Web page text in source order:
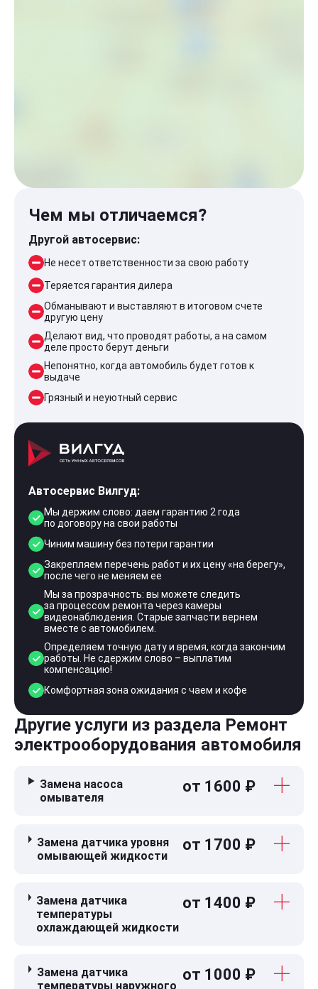
Чем мы отличаемся?
Другой автосервис:
Не несет ответственности за свою работу
Теряется гарантия дилера
Обманывают и выставляют в итоговом счете
другую цену
Делают вид, что проводят работы, а на самом
деле просто берут деньги
Непонятно, когда автомобиль будет готов к
выдаче
Грязный и неуютный сервис
Автосервис Вилгуд:
Мы держим слово: даем гарантию 2 года
по договору на свои работы
Чиним машину без потери гарантии
Закрепляем перечень работ и их цену «на берегу»,
после чего не меняем ее
Мы за прозрачность: вы можете следить
за процессом ремонта через камеры
видеонаблюдения. Старые запчасти вернем
вместе с автомобилем.
Определяем точную дату и время, когда закончим
работы. Не сдержим слово – выплатим
компенсацию!
Комфортная зона ожидания с чаем и кофе
Другие услуги из раздела Ремонт
электрооборудования автомобиля
Замена насоса
омывателя
от 1600 ₽
Замена датчика уровня
омывающей жидкости
от 1700 ₽
Замена датчика
температуры
охлаждающей жидкости
от 1400 ₽
Замена датчика
температуры наружного
от 1000 ₽